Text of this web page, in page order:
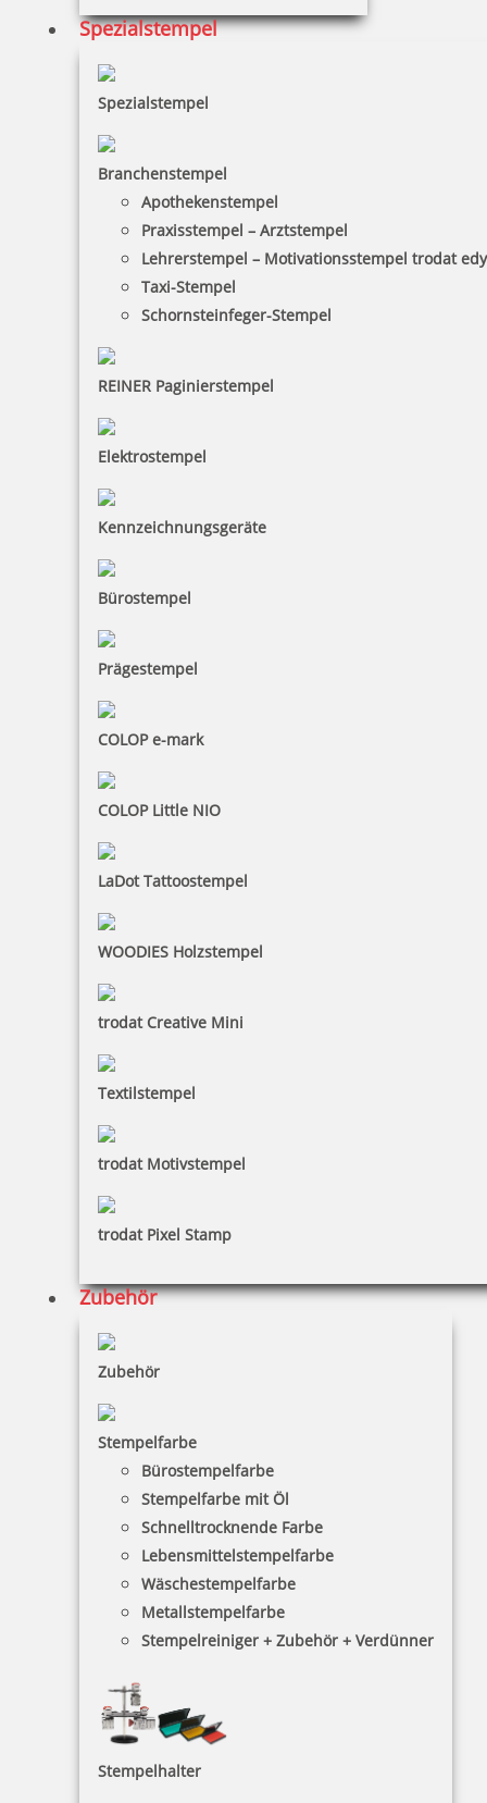
Spezialstempel
Spezialstempel
Branchenstempel
Apothekenstempel
Praxisstempel – Arztstempel
Lehrerstempel – Motivationsstempel trodat
Taxi-Stempel
Schornsteinfeger-Stempel
REINER Paginierstempel
Elektrostempel
Kennzeichnungsgeräte
Bürostempel
Prägestempel
COLOP e-mark
COLOP Little NIO
LaDot Tattoostempel
WOODIES Holzstempel
trodat Creative Mini
Textilstempel
trodat Motivstempel
trodat Pixel Stamp
Zubehör
Zubehör
Stempelfarbe
Bürostempelfarbe
Stempelfarbe mit Öl
Schnelltrocknende Farbe
Lebensmittelstempelfarbe
Wäschestempelfarbe
Metallstempelfarbe
Stempelreiniger + Zubehör + Verdünner
Stempelhalter
Jetzt gestalten
Colop Classic Line 2160 Datumsstempel 41x24 mm
Jetzt gestalten
Der Colop Classic Datumsstempel ist sehr robust
und hält selbst den härtesten Bedingungen stand
Stempel können Sie das Datum und einen Text
abdrucken.Das besondere an diesem